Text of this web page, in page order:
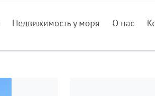
Недвижимость у моря О нас